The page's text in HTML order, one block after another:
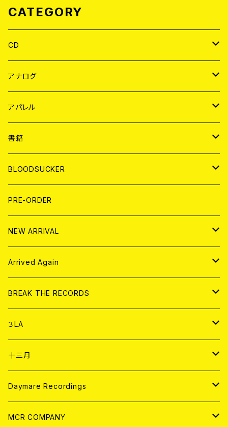
CATEGORY
CD
JAPAN
WORLD
アナログ
JAPAN
７EP
LP
WORLD
7EP
LP
アパレル
JAPAN
T-shirt
HOOD
WORLD
T-shirt
HOOD
書籍
MAGAZINE
BOLLOCKS
EL ZINE
写真集 (PHOTOBOOK)
BLOODSUCKER
CD
アナログ
アパレル
書籍
DIGITAL CONTENTS
PRE-ORDER
NEW ARRIVAL
CD
アナログ
Arrived Again
CD
アナログ
BREAK THE RECORDS
CD
ANALOG
アパレル
３LA
CD
ANALOG
十三月
CD
ANALOG
Daymare Recordings
CD
MCR COMPANY